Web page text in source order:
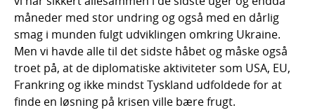
måneder med stor undring og også med en dårlig
smag i munden fulgt udviklingen omkring Ukraine.
Men vi havde alle til det sidste håbet og måske også
troet på, at de diplomatiske aktiviteter som USA, EU,
Frankring og ikke mindst Tyskland udfoldede for at
finde en løsning på krisen ville bære frugt.